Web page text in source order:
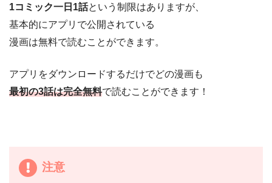
1コミック一日1話という制限はありますが、
基本的にアプリで公開されている
漫画は無料で読むことができます。
アプリをダウンロードするだけでどの漫画も
最初の3話は完全無料で読むことができます！
注意